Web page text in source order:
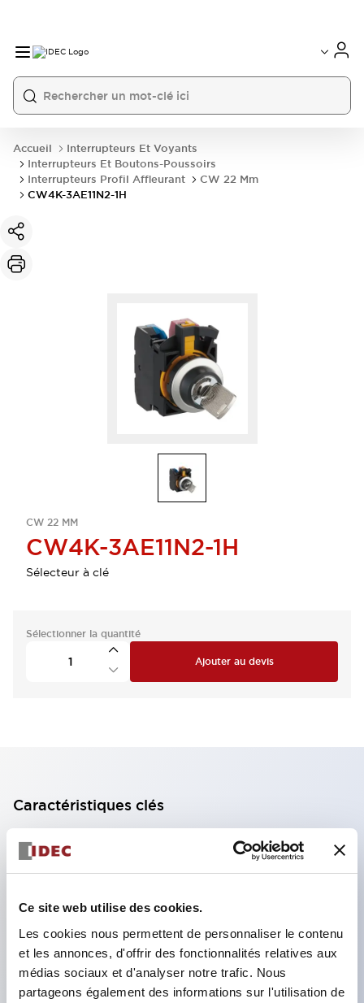
Ce site web utilise des cookies.
Les cookies nous permettent de personnaliser le contenu
et les annonces, d'offrir des fonctionnalités relatives aux
médias sociaux et d'analyser notre trafic. Nous
partageons également des informations sur l'utilisation de
Accueil
Interrupteurs Et Voyants
Interrupteurs Et Boutons-Poussoirs
Interrupteurs Profil Affleurant
CW 22 Mm
CW4K-3AE11N2-1H
CW 22 MM
CW4K-3AE11N2-1H
Sélecteur à clé
Sélectionner la quantité
Ajouter au devis
Caractéristiques clés
Bloc de contact à 2 étages avec 2 contacts,
permettant une configuration à 4 contacts
contact à 11 étages), 59,9 mm (*bloc de contact à
22 étages). Conception peu encombrante
possible.